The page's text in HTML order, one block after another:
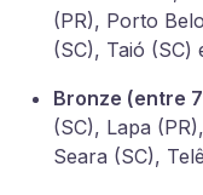
(PR), Porto
(SC), Taió (SC)
Bronze (entre
(SC), Lapa
Seara (SC),